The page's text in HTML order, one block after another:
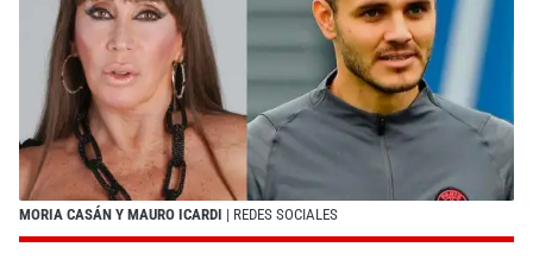
MORIA CASÁN Y MAURO ICARDI | REDES SOCIALES